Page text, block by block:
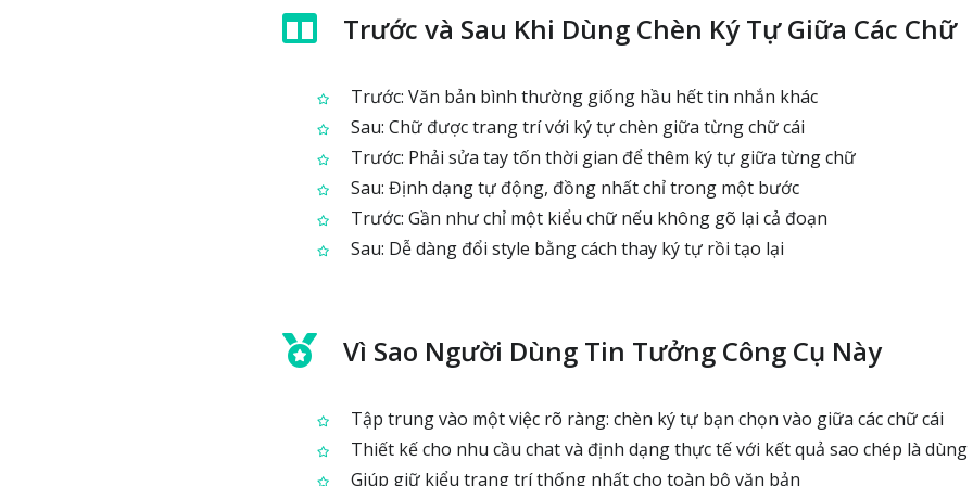
Trước và Sau Khi Dùng Chèn Ký Tự Giữa Các Chữ
Trước: Văn bản bình thường giống hầu hết tin nhắn khác
Sau: Chữ được trang trí với ký tự chèn giữa từng chữ cái
Trước: Phải sửa tay tốn thời gian để thêm ký tự giữa từng chữ
Sau: Định dạng tự động, đồng nhất chỉ trong một bước
Trước: Gần như chỉ một kiểu chữ nếu không gõ lại cả đoạn
Sau: Dễ dàng đổi style bằng cách thay ký tự rồi tạo lại
Vì Sao Người Dùng Tin Tưởng Công Cụ Này
Tập trung vào một việc rõ ràng: chèn ký tự bạn chọn vào giữa các chữ cái
Thiết kế cho nhu cầu chat và định dạng thực tế với kết quả sao chép là dùng
Giúp giữ kiểu trang trí thống nhất cho toàn bộ văn bản